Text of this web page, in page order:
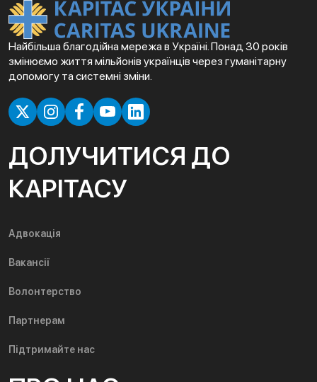
Найбільша благодійна мережа в Україні. Понад 30 років
змінюємо життя мільйонів українців через гуманітарну
допомогу та системні зміни.
ДОЛУЧИТИСЯ ДО
КАРІТАСУ
Адвокація
Вакансії
Волонтерство
Партнерам
Підтримайте нас